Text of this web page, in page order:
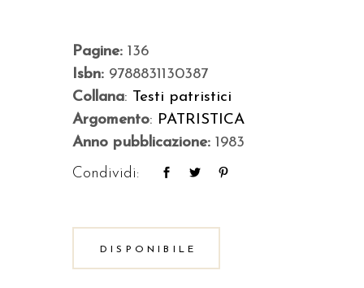
Pagine: 136
Isbn: 9788831130387
Collana: Testi patristici
Argomento: PATRISTICA
Anno pubblicazione: 1983
Condividi:
DISPONIBILE